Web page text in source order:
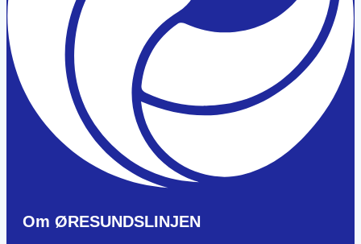
Om ØRESUNDSLINJEN